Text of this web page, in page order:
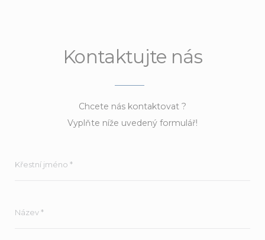
Kontaktujte nás
Chcete nás kontaktovat ?
Vyplňte níže uvedený formulář!